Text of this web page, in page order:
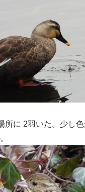
所に 2羽いた。少し